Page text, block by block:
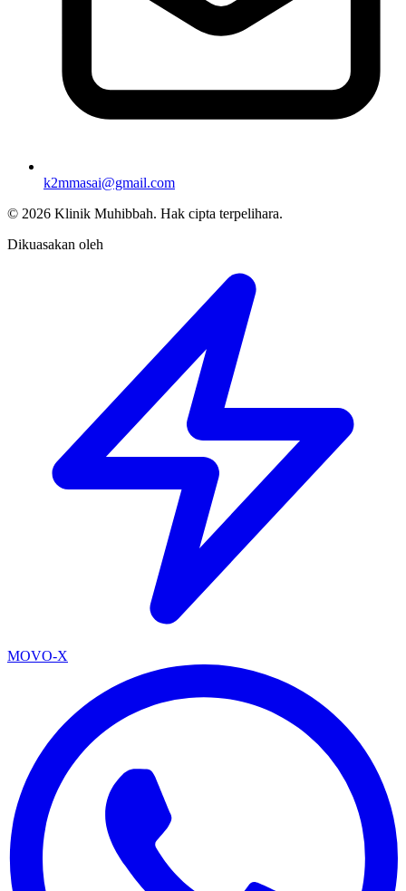
k2mmasai@gmail.com
© 2026 Klinik Muhibbah. Hak cipta terpelihara.
Dikuasakan oleh
MOVO-X